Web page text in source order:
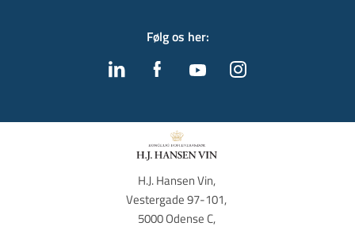
Følg os her:
H.J. Hansen Vin,
Vestergade 97-101,
5000 Odense C,